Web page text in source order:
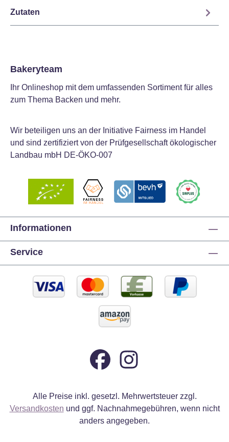
Zutaten
Bakeryteam
Ihr Onlineshop mit dem umfassenden Sortiment für alles
zum Thema Backen und mehr.
Wir beteiligen uns an der Initiative Fairness im Handel
und sind zertifiziert von der Prüfgesellschaft ökologischer
Landbau mbH DE-ÖKO-007
Informationen
Service
Alle Preise inkl. gesetzl. Mehrwertsteuer zzgl.
Versandkosten und ggf. Nachnahmegebühren, wenn nicht
anders angegeben.